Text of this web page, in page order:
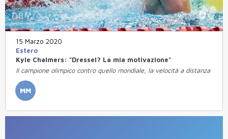
15 Marzo 2020
Estero
Kyle Chalmers: "Dressel? La mia motivazione"
Il campione olimpico contro quello mondiale, la velocità a distanza
MM